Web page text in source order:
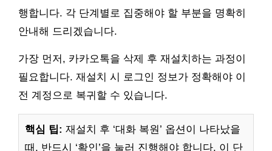
행합니다. 각 단계별로 집중해야 할 부분을 명확히
안내해 드리겠습니다.
가장 먼저, 카카오톡을 삭제 후 재설치하는 과정이
필요합니다. 재설치 시 로그인 정보가 정확해야 이
전 계정으로 복귀할 수 있습니다.
핵심 팁: 재설치 후 ‘대화 복원’ 옵션이 나타났을
때, 반드시 ‘확인’을 눌러 진행해야 합니다. 이 단